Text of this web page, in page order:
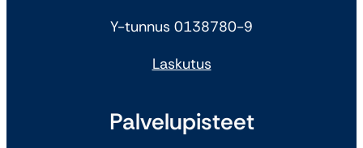
Y-tunnus 0138780-9
Laskutus
Palvelupisteet